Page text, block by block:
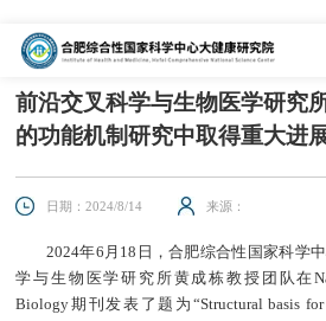
前沿交叉科学与生物医学研究
的功能机制研究中取得重大进
日期：2024/8/14 来源：
2024年6月18日，合肥综合性国家科学
学与生物医学研究所黄成栋教授团队在
Biology期刊发表了题为“Structural basis for